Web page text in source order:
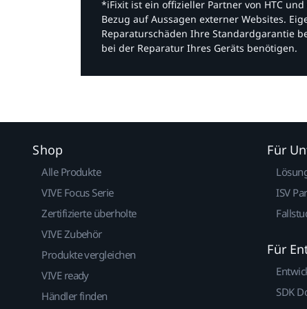
*iFixit ist ein offizieller Partner von HTC
Bezug auf Aussagen externer Websites.
Reparaturschäden Ihre Standardgarantie
bei der Reparatur Ihres Geräts benötigen.​
Shop
Alle Produkte
VIVE Focus Serie
Zertifizierte überholte
VIVE Zubehör
Produkte vergleichen
VIVE ready
Händler finden
Für
ISV
Für
SDK